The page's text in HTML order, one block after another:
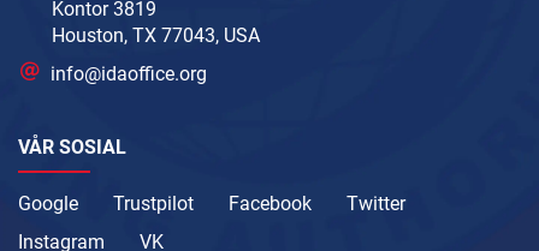
Kontor 3819
Houston, TX 77043, USA
info@idaoffice.org
VÅR SOSIAL
Google Trustpilot Facebook
Twitter
Instagram
VK